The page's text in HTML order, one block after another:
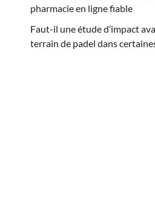
pharmacie en ligne fiable
Faut-il une étude d’impact
terrain de padel dans